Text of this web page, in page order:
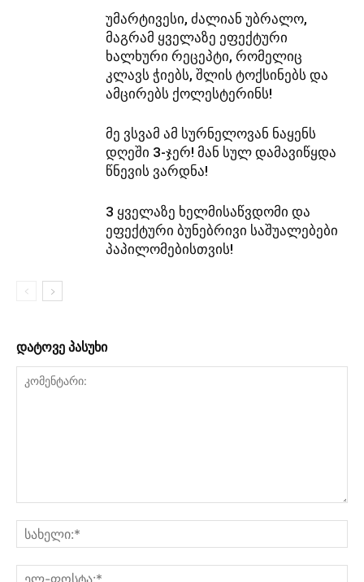
უმარტივესი, ძალიან უბრალო,
მაგრამ ყველაზე ეფექტური
ხალხური რეცეპტი, რომელიც
კლავს ჭიებს, შლის ტოქსინებს და
ამცირებს ქოლესტერინს!
მე ვსვამ ამ სურნელოვან ნაყენს
დღეში 3-ჯერ! მან სულ დამავიწყდა
წნევის ვარდნა!
3 ყველაზე ხელმისაწვდომი და
ეფექტური ბუნებრივი საშუალებები
პაპილომებისთვის!
დატოვე პასუხი